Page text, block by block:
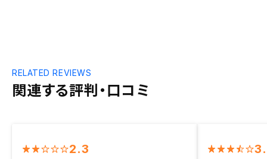
関連する評判・口コミ
RELATED REVIEWS
2.3